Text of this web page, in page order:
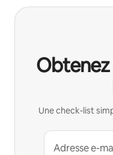
Une check-list
Adresse e-